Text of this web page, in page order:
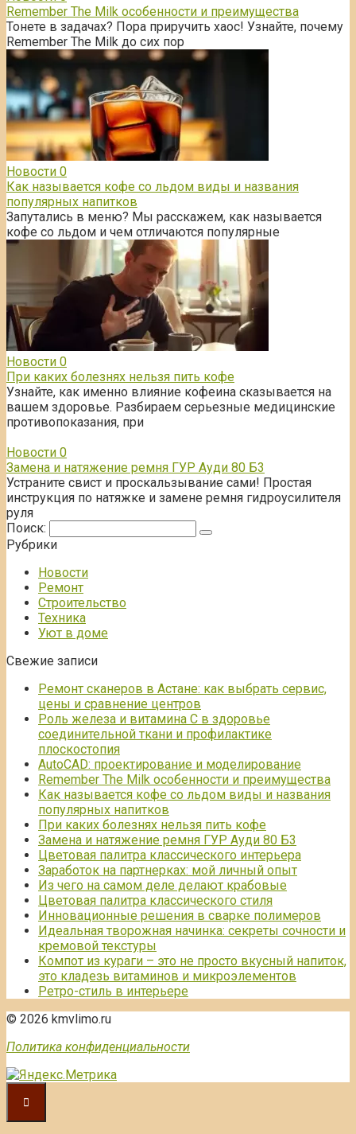
Remember The Milk особенности и преимущества
Тонете в задачах? Пора приручить хаос! Узнайте, почему
Remember The Milk до сих пор
Новости 0
Как называется кофе со льдом виды и названия
популярных напитков
Запутались в меню? Мы расскажем, как называется
кофе со льдом и чем отличаются популярные
Новости 0
При каких болезнях нельзя пить кофе
Узнайте, как именно влияние кофеина сказывается на
вашем здоровье. Разбираем серьезные медицинские
противопоказания, при
Новости 0
Замена и натяжение ремня ГУР Ауди 80 Б3
Устраните свист и проскальзывание сами! Простая
инструкция по натяжке и замене ремня гидроусилителя
руля
Поиск:
Рубрики
Новости
Ремонт
Строительство
Техника
Уют в доме
Свежие записи
Ремонт сканеров в Астане: как выбрать сервис,
цены и сравнение центров
Роль железа и витамина С в здоровье
соединительной ткани и профилактике
плоскостопия
AutoCAD: проектирование и моделирование
Remember The Milk особенности и преимущества
Как называется кофе со льдом виды и названия
популярных напитков
При каких болезнях нельзя пить кофе
Замена и натяжение ремня ГУР Ауди 80 Б3
Цветовая палитра классического интерьера
Заработок на партнерках: мой личный опыт
Из чего на самом деле делают крабовые
Цветовая палитра классического стиля
Инновационные решения в сварке полимеров
Идеальная творожная начинка: секреты сочности и
кремовой текстуры
Компот из кураги – это не просто вкусный напиток,
это кладезь витаминов и микроэлементов
Ретро-стиль в интерьере
© 2026 kmvlimo.ru
Политика конфиденциальности